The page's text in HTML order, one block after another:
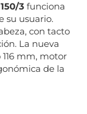
3 funciona
su usuario.
con tacto
La nueva
116 mm, motor
de la